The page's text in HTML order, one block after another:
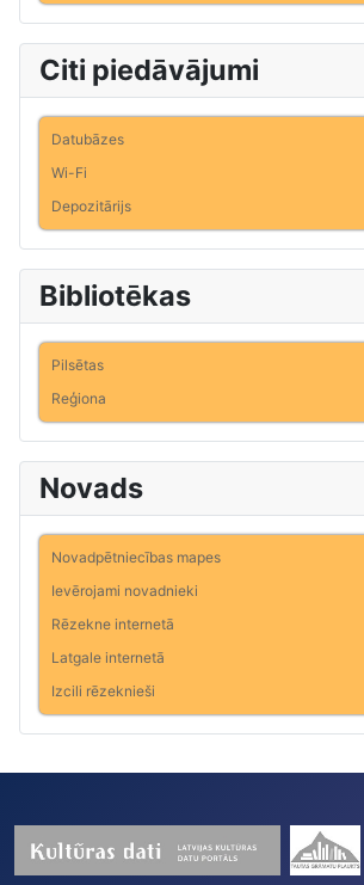
Citi piedāvājumi
Datubāzes
Wi-Fi
Depozitārijs
Bibliotēkas
Pilsētas
Reģiona
Novads
Novadpētniecības mapes
Ievērojami novadnieki
Rēzekne internetā
Latgale internetā
Izcili rēzeknieši